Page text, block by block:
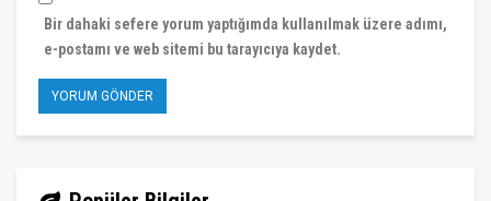
Bir dahaki sefere yorum yaptığımda kullanılmak üzere adımı,
e-postamı ve web sitemi bu tarayıcıya kaydet.